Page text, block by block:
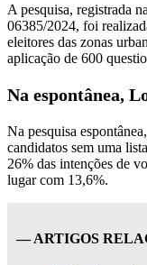
A pesquisa, registrada
06385/2024, foi
eleitores das zonas
aplicação de 600
Na espontânea,
Na pesquisa
candidatos sem uma
26% das intenções de
lugar com 13,6%.
— ARTIGOS